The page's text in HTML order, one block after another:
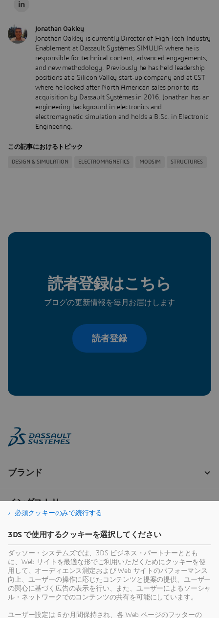
Jonathan Oakley
Jonathan Oakley is currently Director of High-Tech Industry
Enablement at Dassault Systèmes SIMULIA where he is
responsible for technical content, advanced engagements,
and new methodology. Previously he has held leadership
positions at a Silicon Valley start-up company and at CST
where he looked after North American sales prior to its
acquisition by Dassault Systèmes in 2016. Jonathan has an
engineering background in electronics and
electromagnetic simulation and holds a B.Sc. in Electronic
Engineering.
この記事におけるトピック
DESIGN & SIMULATION ELECTROMAGNETICS MODSIM STRUCTURES
読者登録はこちら
ブログの更新情報を毎月お届けします
読者登録
必須クッキーのみで続行する
3DS で使用するクッキーを選択してください
ダッソー・システムズでは、3DS ビジネス・パートナーととも
に、Web サイトを最適な形でご利用いただくためにクッキーを使
用して、オーディエンス測定および Web サイトのパフォーマンス
向上、ユーザーの操作に応じたコンテンツと提案の提供、ユーザー
の関心に基づく広告の表示を行い、また、ユーザーによるソーシャ
ル・ネットワークでのコンテンツの共有を可能にしています。
ユーザー設定は 6 か月間保持され、各 Web ページのフッターの